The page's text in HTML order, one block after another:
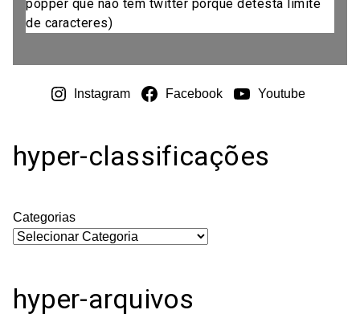
popper que não tem twitter porque detesta limite
de caracteres)
Instagram Facebook Youtube
hyper-classificações
Categorias
hyper-arquivos